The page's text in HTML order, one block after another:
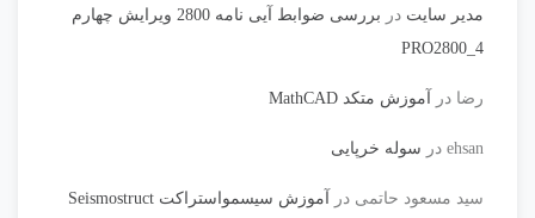
مدیر سایت در
بررسی ضوابط آیی نامه 2800 ویرایش چهارم
PRO2800_4
رضا در آموزش متکد MathCAD
ehsan در سوله خرپایی
سید مسعود حاتمی در آموزش سیسمواستراکت Seismostruct